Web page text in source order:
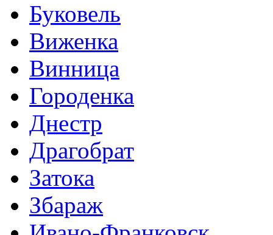
Буковель
Виженка
Винница
Городенка
Днестр
Драгобрат
Затока
Збараж